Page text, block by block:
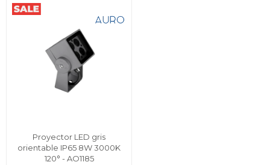
Proyector LED gris
orientable IP65 8W 3000K
120° - AO1185